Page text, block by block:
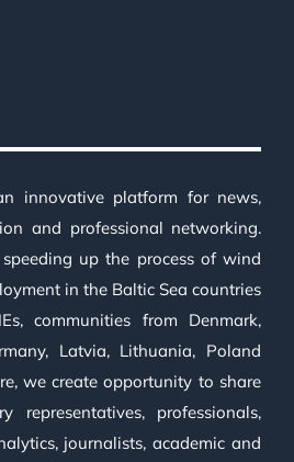
innovative platform for news,
and professional networking.
up the process of wind
in the Baltic Sea countries
communities from Denmark,
Latvia, Lithuania, Poland
we create opportunity to share
professionals,
journalists, academic and